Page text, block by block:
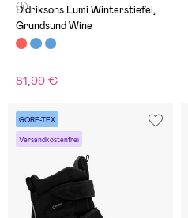
(4)
Didriksons Lumi Winterstiefel,
Grundsund Wine
81,99 €
GORE-TEX
Versandkostenfrei